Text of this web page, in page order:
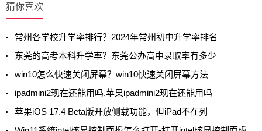
猜你喜欢
常州各学校升学率排行？2024年常州初中升学率排名
东莞的高考本科升学率？东莞公办高中录取率有多少
win10怎么快速关闭屏幕？win10快速关闭屏幕方法
ipadmini2现在还能用吗,苹果ipadmini2现在还能用吗
苹果iOS 17.4 Beta版开放侧载功能，但iPad不在列